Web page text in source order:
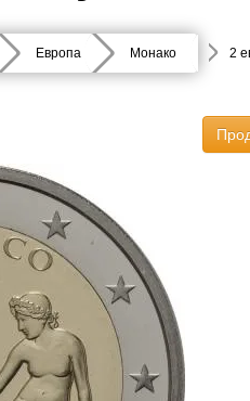
Европа Монако 2